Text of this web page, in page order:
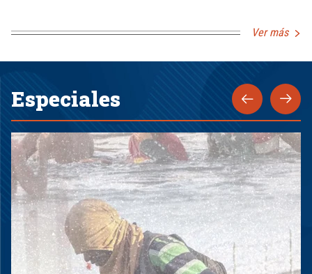
Ver más
Especiales